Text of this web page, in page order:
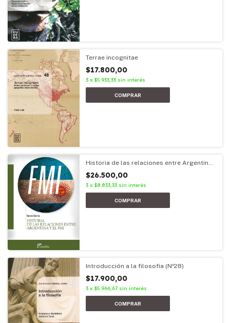
Terrae incognitae
$17.800,00
3 x $5.933,33 sin interés
Historia de las relaciones entre Argentina
$26.500,00
3 x $8.833,33 sin interés
Introducción a la filosofía (Nº28)
$17.900,00
3 x $5.966,67 sin interés